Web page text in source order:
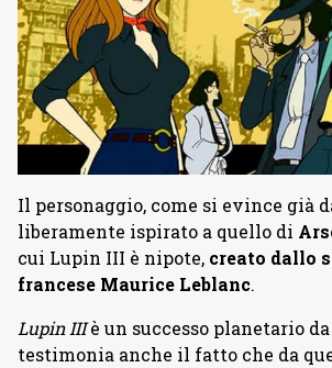
Il personaggio, come si evince già
liberamente ispirato a quello di
cui Lupin III è nipote, creato dallo
francese Maurice Leblanc.
Lupin IIIè un successo planetario
testimonia anche il fatto che da